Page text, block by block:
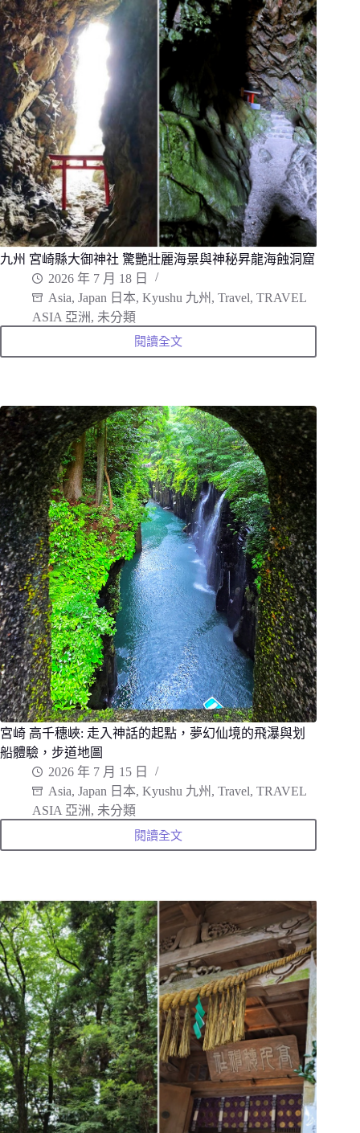
的
鬼
斧
神
工！
彷
彿
身
世
界
盡
頭
的
斷
崖
絕
景
九州 宮崎縣大御神社 驚艷壯麗海景與神秘昇龍海蝕洞窟
2026 年 7 月 18 日
Asia, Japan 日本, Kyushu 九州 , Travel, TRAVEL
ASIA 亞洲, 未分類
閱讀全文
九
州
大
御
神
社
驚
艷
壯
麗
海
景
與
神
秘
昇
龍
海
蝕
洞
窟
宮崎 高千穗峽: 走入神話的起點，夢幻仙境的飛瀑與划
船體驗，步道地圖
2026 年 7 月 15 日
Asia, Japan 日本, Kyushu 九州 , Travel, TRAVEL
ASIA 亞洲, 未分類
閱讀全文
宮
崎
峽:
走
入
神
話
的
起
點，
夢
幻
仙
境
的
飛
瀑
與
划
船
體
驗，